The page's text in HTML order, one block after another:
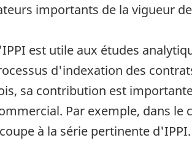
importants de la vigueur
est utile aux études
d'indexation des
sa contribution est
Par exemple, dans le
à la série pertinente d'IPPI.